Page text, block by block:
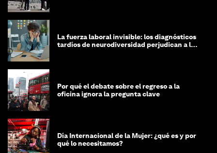
La fuerza laboral invisible: los diagnósticos
tardíos de neurodiversidad perjudican a las
Por qué el debate sobre el regreso a la
oficina ignora la pregunta clave
Día Internacional de la Mujer: ¿qué es y por
qué lo necesitamos?